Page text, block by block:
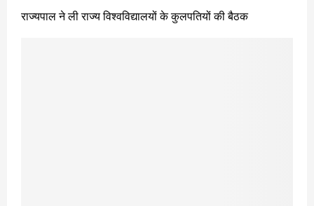
राज्यपाल ने ली राज्य विश्वविद्यालयों के कुलपतियों की बैठक